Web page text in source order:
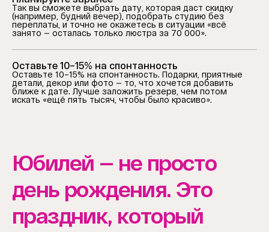
Так вы сможете выбрать дату, которая даст скидку
(например, будний вечер), подобрать студию без
переплаты, и точно не окажетесь в ситуации «всё
занято — осталась только люстра за 70 000».
Оставьте 10–15% на спонтанность
Оставьте 10–15% на спонтанность. Подарки, приятные
детали, декор или фото — то, что хочется добавить
ближе к дате. Лучше заложить резерв, чем потом
искать «ещё пять тысяч, чтобы было красиво».
Юбилей — не просто
день рождения. Это
праздник, который